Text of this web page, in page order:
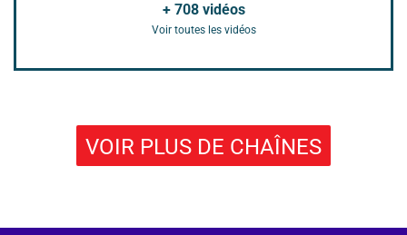
+ 708vidéos
Voir toutes les vidéos
VOIR PLUS DE CHAÎNES